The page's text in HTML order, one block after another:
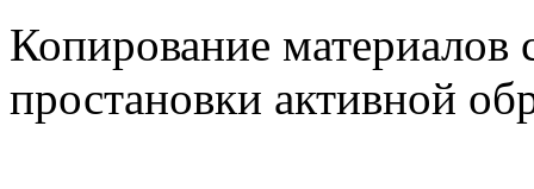
Копирование материалов
простановки активной